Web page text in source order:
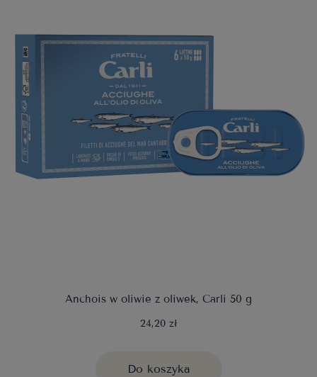
Anchois w oliwie z oliwek, Carli 50 g
24,20 zł
Do koszyka